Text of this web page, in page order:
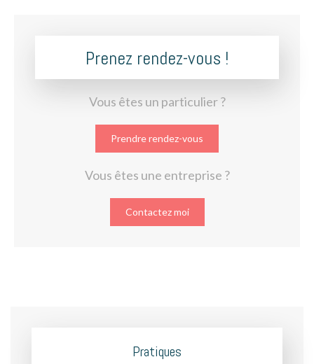
Prenez rendez-vous !
Vous êtes un particulier ?
Prendre rendez-vous
Vous êtes une entreprise ?
Contactez moi
Pratiques